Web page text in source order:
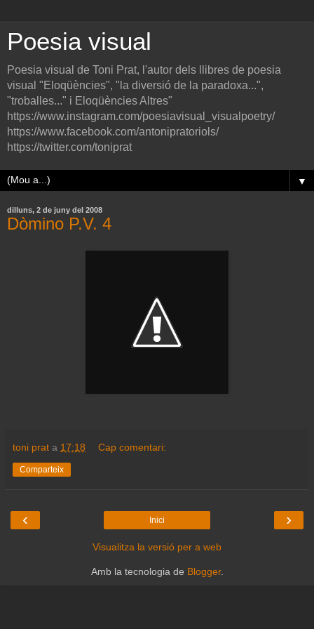
Poesia visual
Poesia visual de Toni Prat, l'autor dels llibres de poesia
visual "Eloqüències", "la diversió de la paradoxa...",
"troballes..." i Eloqüències Altres"
https://www.instagram.com/poesiavisual_visualpoetry/
https://www.facebook.com/antonipratoriols/
https://twitter.com/toniprat
▼
dilluns, 2 de juny del 2008
Dòmino P.V. 4
toni prat a 17:18 Cap comentari:
Comparteix
‹ ›
Inici
Visualitza la versió per a web
Amb la tecnologia de Blogger.